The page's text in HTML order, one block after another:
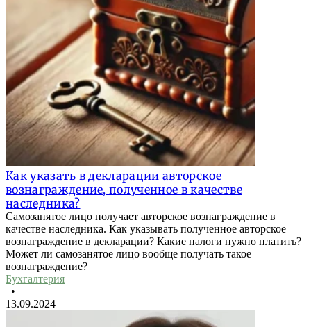
Как указать в декларации авторское
вознаграждение, полученное в качестве
наследника?
Самозанятое лицо получает авторское вознаграждение в
качестве наследника. Как указывать полученное авторское
вознаграждение в декларации? Какие налоги нужно платить?
Может ли самозанятое лицо вообще получать такое
вознаграждение?
Бухгалтерия
•
13.09.2024